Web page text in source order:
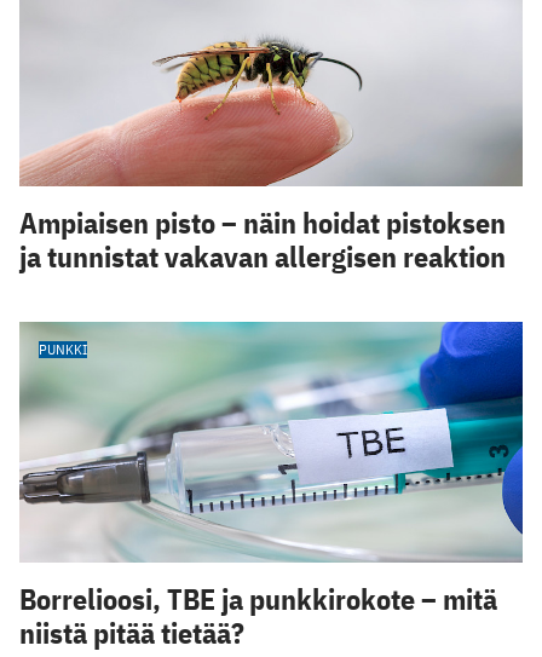
Ampiaisen pisto – näin hoidat pistoksen
ja tunnistat vakavan allergisen reaktion
PUNKKI
Borrelioosi, TBE ja punkkirokote – mitä
niistä pitää tietää?